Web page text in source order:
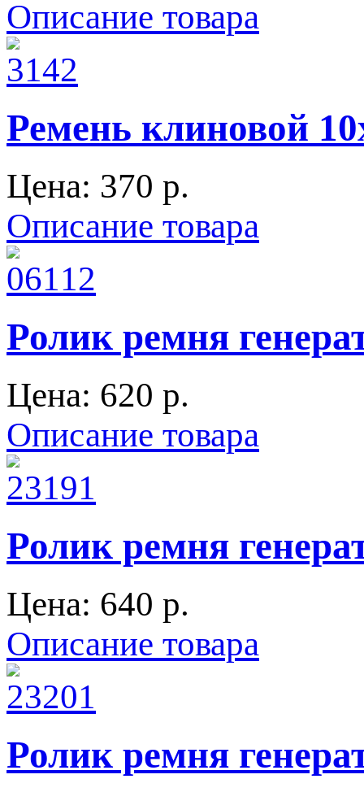
Описание товара
Ремень клиновой
Цена: 370 p.
Описание товара
Ролик ремня
Цена: 620 p.
Описание товара
Ролик ремня
Цена: 640 p.
Описание товара
Ролик ремня